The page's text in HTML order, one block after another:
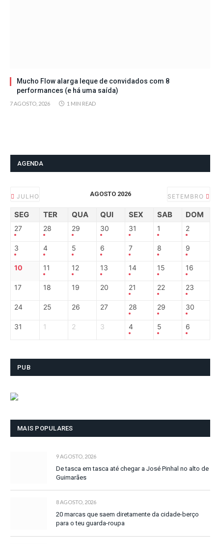
Mucho Flow alarga leque de convidados com 8
performances (e há uma saída)
7 AGOSTO, 2026 1 MIN READ
AGENDA
JULHO AGOSTO 2026 SETEMBRO
SEG TER QUA QUI SEX SAB DOM
27 28 29 30 31 1 2
3 4 5 6 7 8 9
10 11 12 13 14 15 16
17 18 19 20 21 22 23
24 25 26 27 28 29 30
31 1 2 3 4 5 6
PUB
MAIS POPULARES
9 AGOSTO, 2026
De tasca em tasca até chegar a José Pinhal no alto de
Guimarães
8 AGOSTO, 2026
20 marcas que saem diretamente da cidade-berço
para o teu guarda-roupa